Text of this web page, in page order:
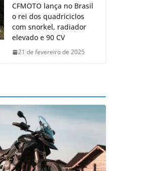
CFMOTO lança no Brasil
o rei dos quadriciclos
com snorkel, radiador
elevado e 90 CV
21 de fevereiro de 2025